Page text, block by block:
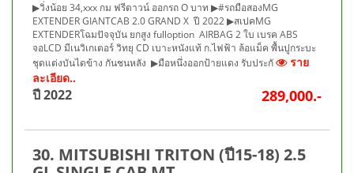
▶วิ่งน้อย 34,xxx กม ฟรีดาวน์ ออกรถ O บาท ▶#รถมือสองMG
EXTENDER GIANTCAB 2.0 GRAND X ปี 2022 ▶สเปคMG
EXTENDERโฉมปัจจุบัน ยกสูง fulloption AIRBAG 2 ใบ เบรค ABS
จอLCD มีเนวิเกเตอร์ วิทยุ CD เบาะหนังแท้ ก.ไฟฟ้า ล้อแม็ค พื้นปูกระบะ
ชุดแต่งบันไดข้าง กันชนหลัง ▶มือหนึ่งออกป้ายแดง รับประกั
ราย
ละเอียด..
ปี 2022 289,000.-
30. MITSUBISHI TRITON (ปี15-18) 2.5